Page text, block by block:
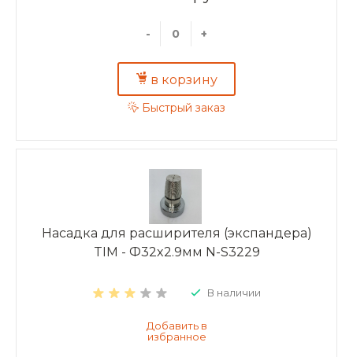
- +
в корзину
Быстрый заказ
Насадка для расширителя (экспандера)
TIM - Ф32x2.9мм N-S3229
В наличии